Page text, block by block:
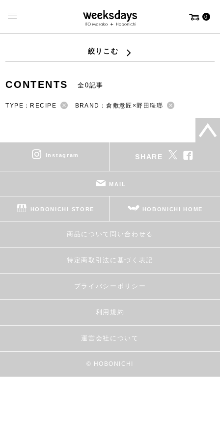
0
絞りこむ
CONTENTS 全0記事
TYPE：RECIPE BRAND：倉敷意匠×野田琺瑯
instagram SHARE
MAIL
HOBONICHI STORE HOBONICHI HOME
商品について問い合わせる
特定商取引法に基づく表記
プライバシーポリシー
利用規約
運営会社について
© HOBONICHI